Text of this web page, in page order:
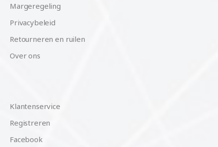
Margeregeling
Privacybeleid
Retourneren en ruilen
Over ons
Klantenservice
Registreren
Facebook